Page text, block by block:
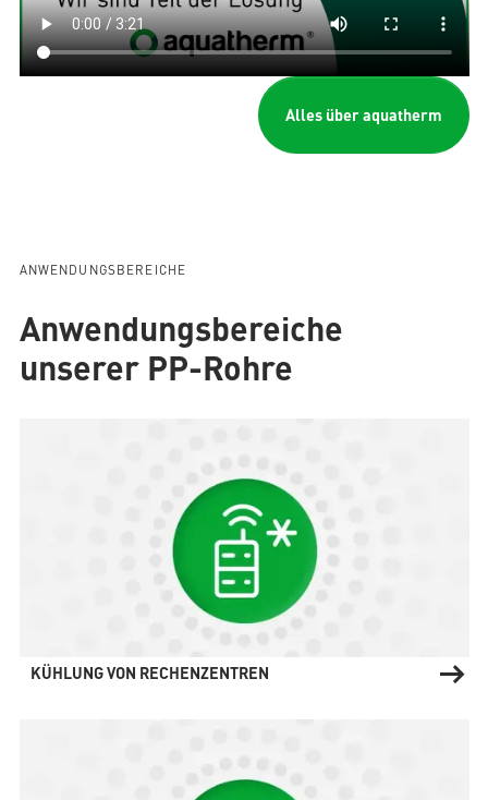
Alles über aquatherm
ANWENDUNGSBEREICHE
Anwendungsbereiche
unserer PP-Rohre
KÜHLUNG VON RECHENZENTREN